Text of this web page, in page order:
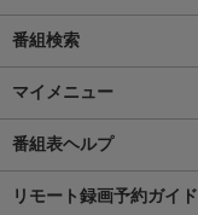
番組検索
マイメニュー
番組表ヘルプ
リモート録画予約ガイド